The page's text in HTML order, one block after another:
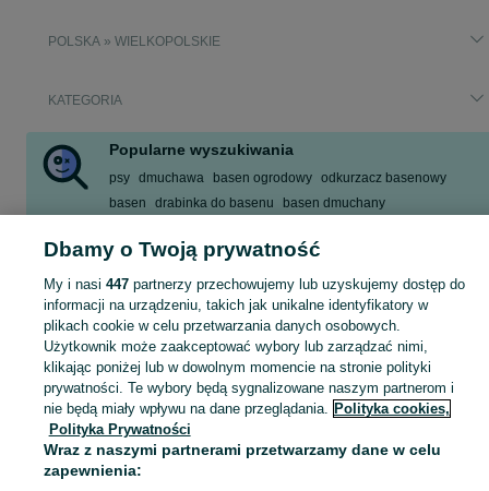
POLSKA » WIELKOPOLSKIE
KATEGORIA
Popularne wyszukiwania
psy dmuchawa basen ogrodowy odkurzacz basenowy
basen
drabinka do basenu
basen dmuchany
Zobacz Więcej
Sprzedaż basenów ogrodowych Wielkopolskie ▶️ rozporowe, stalowe, naziemne i inne ✅ Nowe i używane w atrakcyjnych cenach ☝ Kupuj i sprzedawaj na OLX.pl!
Mapa kategorii
Mapa miejscowości
Mapa ministron
Popularne wyszukiwania
Dbamy o Twoją prywatność
My i nasi 447partnerzy przechowujemy lub uzyskujemy dostęp do
informacji na urządzeniu, takich jak unikalne identyfikatory w
plikach cookie w celu przetwarzania danych osobowych.
Użytkownik może zaakceptować wybory lub zarządzać nimi,
klikając poniżej lub w dowolnym momencie na stronie polityki
prywatności. Te wybory będą sygnalizowane naszym partnerom i
nie będą miały wpływu na dane przeglądania. Polityka cookies,
Polityka Prywatności
Wraz z naszymi partnerami przetwarzamy dane w celu
zapewnienia: